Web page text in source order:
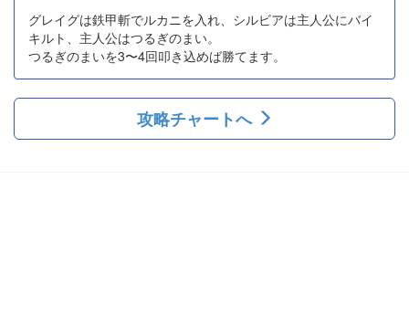
グレイグは鉄甲斬でルカニを入れ、シルビアは主人公にバイ
キルト、主人公はつるぎのまい。
つるぎのまいを3〜4回叩き込めば勝てます。
攻略チャートへ